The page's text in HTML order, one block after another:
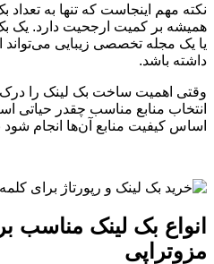
نکته مهم اینجاست که تنها به تعداد
همیشه بر کمیت ارجحیت دارد. یک
یا یک مجله تخصصی زیبایی
داشته باشد.
وقتی اهمیت ساخت بک لینک را
انتخاب منابع مناسب چقدر حیاتی
اساس کیفیت منابع آن‌ها انجام شود
انواع بک لینک مناسب
مزوتراپی